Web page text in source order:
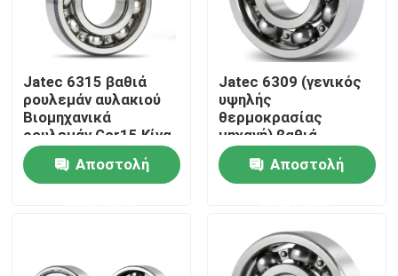
Σπίτι
Βίντεο
Jatec 6315 βαθιά
ρουλεμάν αυλακιού
Βιομηχανικά
ρουλεμάν Gcr15 Κίνα
μειωτών
Αποστολή
Jatec 6309 (γενικός
υψηλής
θερμοκρασίας
μηχανή) βαθιά
ρουλεμάν Gcr15
45×100×25 αυλακιού
Αποστολή